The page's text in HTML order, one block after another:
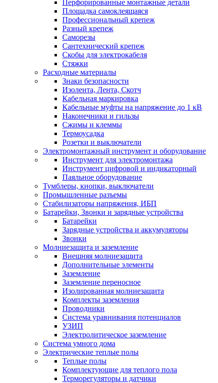
Перфорированные монтажные детали
Площадка самоклеящаяся
Профессиональный крепеж
Разный крепеж
Саморезы
Сантехнический крепеж
Скобы для электрокабеля
Стяжки
Расходные материалы
Знаки безопасности
Изолента, Лента, Скотч
Кабельная маркировка
Кабельные муфты на напряжение до 1 кВ
Наконечники и гильзы
Сжимы и клеммы
Термоусадка
Розетки и выключатели
Электромонтажный инструмент и оборудование
Инструмент для электромонтажа
Инструмент цифровой и индикаторный
Паяльное оборудование
Тумблеры, кнопки, выключатели
Промышленные разъемы
Стабилизаторы напряжения, ИБП
Батарейки, Звонки и зарядные устройства
Батарейки
Зарядные устройства и аккумуляторы
Звонки
Молниезащита и заземление
Внешняя молниезащита
Дополнительные элементы
Заземление
Заземление переносное
Изолированная молниезащита
Комплекты заземления
Проводники
Система уравнивания потенциалов
УЗИП
Электролитическое заземление
Система умного дома
Электрические теплые полы
Теплые полы
Комплектующие для теплого пола
Терморегуляторы и датчики